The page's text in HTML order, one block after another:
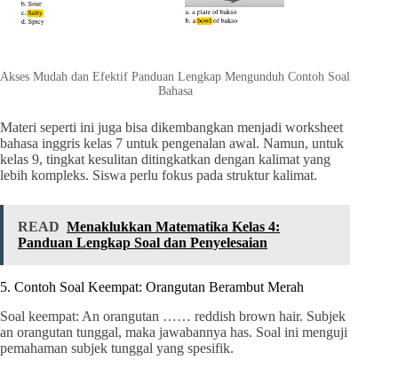
Akses Mudah dan Efektif Panduan Lengkap Mengunduh Contoh Soal
Bahasa
Materi seperti ini juga bisa dikembangkan menjadi worksheet
bahasa inggris kelas 7 untuk pengenalan awal. Namun, untuk
kelas 9, tingkat kesulitan ditingkatkan dengan kalimat yang
lebih kompleks. Siswa perlu fokus pada struktur kalimat.
READ Menaklukkan Matematika Kelas 4:
Panduan Lengkap Soal dan Penyelesaian
5. Contoh Soal Keempat: Orangutan Berambut Merah
Soal keempat: An orangutan …… reddish brown hair. Subjek
an orangutan tunggal, maka jawabannya has. Soal ini menguji
pemahaman subjek tunggal yang spesifik.